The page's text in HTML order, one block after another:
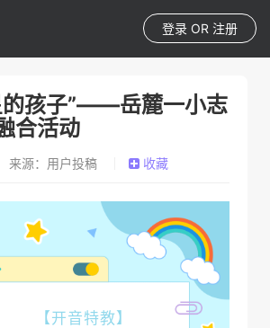
登录 OR 注册
的孩子”——岳麓一小志
合活动
来源：用户投稿 收藏
【开音特教】